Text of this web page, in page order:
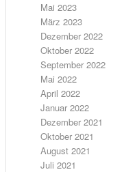
Mai 2023
März 2023
Dezember 2022
Oktober 2022
September 2022
Mai 2022
April 2022
Januar 2022
Dezember 2021
Oktober 2021
August 2021
Juli 2021